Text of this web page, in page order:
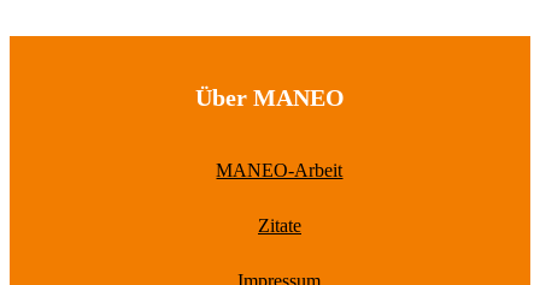
Über MANEO
MANEO-Arbeit
Zitate
Impressum